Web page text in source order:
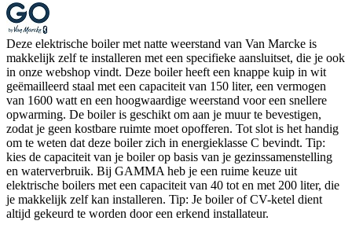
Deze elektrische boiler met natte weerstand van Van Marcke is
makkelijk zelf te installeren met een specifieke aansluitset, die je ook
in onze webshop vindt. Deze boiler heeft een knappe kuip in wit
geëmailleerd staal met een capaciteit van 150 liter, een vermogen
van 1600 watt en een hoogwaardige weerstand voor een snellere
opwarming. De boiler is geschikt om aan je muur te bevestigen,
zodat je geen kostbare ruimte moet opofferen. Tot slot is het handig
om te weten dat deze boiler zich in energieklasse C bevindt. Tip:
kies de capaciteit van je boiler op basis van je gezinssamenstelling
en waterverbruik. Bij GAMMA heb je een ruime keuze uit
elektrische boilers met een capaciteit van 40 tot en met 200 liter, die
je makkelijk zelf kan installeren. Tip: Je boiler of CV-ketel dient
altijd gekeurd te worden door een erkend installateur.